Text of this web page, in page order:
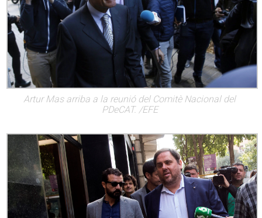
Artur Mas arriba a la reunió del Comitè Nacional del
PDeCAT. /EFE